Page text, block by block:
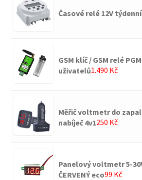
Časové relé 12V týdenní
GSM klíč / GSM relé
uživatelů1.490 Kč
Měřič voltmetr do
nabíječ 4v1250 Kč
Panelový voltmetr 5-
ČERVENÝ eco99 Kč